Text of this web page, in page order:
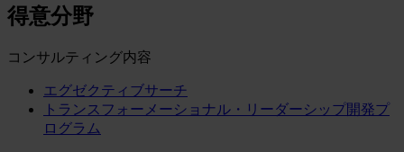
得意分野
コンサルティング内容
エグゼクティブサーチ
トランスフォーメーショナル・リーダーシップ開発プ
ログラム